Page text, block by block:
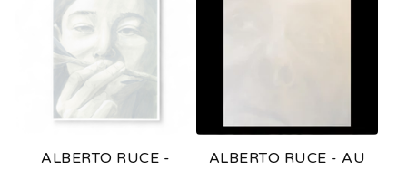
ALBERTO RUCE -
ALBERTO RUCE - AU